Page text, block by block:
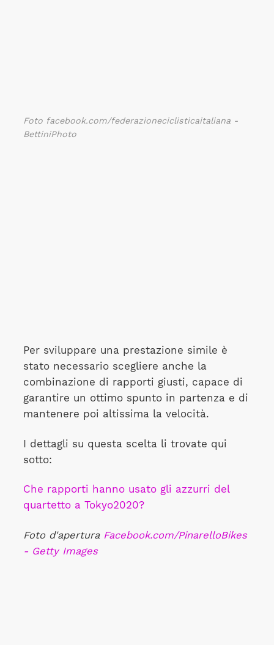
Foto facebook.com/federazioneciclisticaitaliana -
BettiniPhoto
Per sviluppare una prestazione simile è
stato necessario scegliere anche la
combinazione di rapporti giusti, capace di
garantire un ottimo spunto in partenza e di
mantenere poi altissima la velocità.
I dettagli su questa scelta li trovate qui
sotto:
Che rapporti hanno usato gli azzurri del
quartetto a Tokyo2020?
Foto d'apertura Facebook.com/PinarelloBikes
- Getty Images